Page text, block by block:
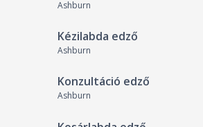
Ashburn
Kézilabda edző
Ashburn
Konzultáció edző
Ashburn